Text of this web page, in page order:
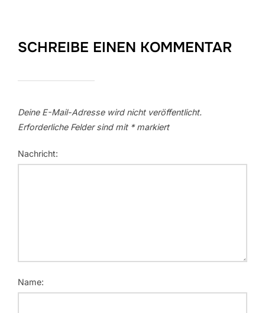
SCHREIBE EINEN KOMMENTAR
Deine E-Mail-Adresse wird nicht veröffentlicht.
Erforderliche Felder sind mit *markiert
Nachricht:
Name: